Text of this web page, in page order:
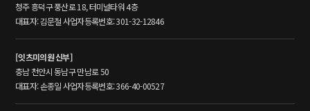
청주 흥덕구 풍산로 18, 터미널타워 4층
대표자: 김문철 사업자등록번호: 301-32-12846
[잇츠미의원 신부]
충남 천안시 동남구 만남로 50
대표자: 손종일 사업자등록번호: 366-40-00527